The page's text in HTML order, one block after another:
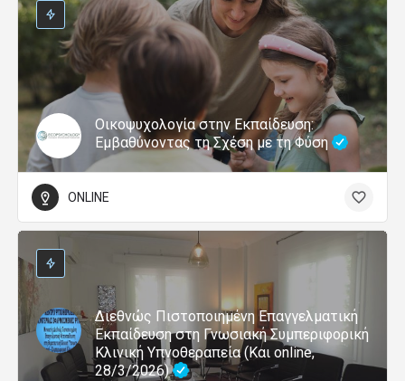
Οικοψυχολογία στην Εκπαίδευση:
Εμβαθύνοντας τη Σχέση με τη Φύση
ONLINE
Διεθνώς Πιστοποιημένη Επαγγελματική
Εκπαίδευση στη Γνωσιακή Συμπεριφορική
Κλινική Υπνοθεραπεία (Και online,
28/3/2026)